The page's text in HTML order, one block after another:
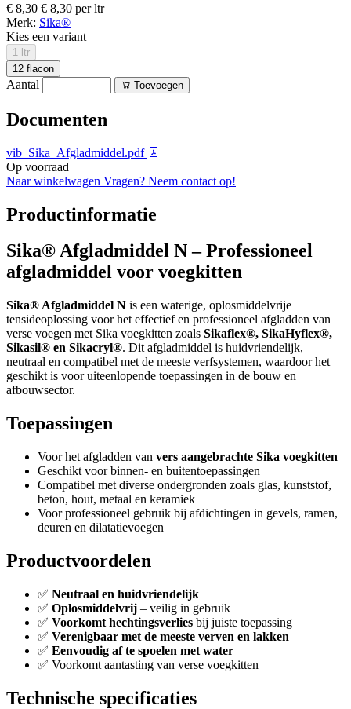
€ 8,30 € 8,30 per ltr
Merk: Sika®
Kies een variant
1 ltr
12 flacon
Aantal Toevoegen
Documenten
vib_Sika_Afgladmiddel.pdf
Op voorraad
Naar winkelwagen Vragen? Neem contact op!
Productinformatie
Sika® Afgladmiddel N – Professioneel
afgladmiddel voor voegkitten
Sika® Afgladmiddel N is een waterige, oplosmiddelvrije
tensideoplossing voor het effectief en professioneel afgladden van
verse voegen met Sika voegkitten zoals Sikaflex®, SikaHyflex®,
Sikasil® en Sikacryl®. Dit afgladmiddel is huidvriendelijk,
neutraal en compatibel met de meeste verfsystemen, waardoor het
geschikt is voor uiteenlopende toepassingen in de bouw en
afbouwsector.
Toepassingen
Voor het afgladden van vers aangebrachte Sika voegkitten
Geschikt voor binnen- en buitentoepassingen
Compatibel met diverse ondergronden zoals glas, kunststof,
beton, hout, metaal en keramiek
Voor professioneel gebruik bij afdichtingen in gevels, ramen,
deuren en dilatatievoegen
Productvoordelen
✅ Neutraal en huidvriendelijk
✅ Oplosmiddelvrij – veilig in gebruik
✅ Voorkomt hechtingsverlies bij juiste toepassing
✅ Verenigbaar met de meeste verven en lakken
✅ Eenvoudig af te spoelen met water
✅ Voorkomt aantasting van verse voegkitten
Technische specificaties